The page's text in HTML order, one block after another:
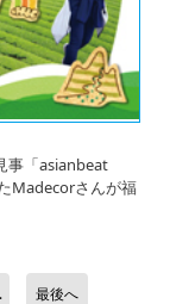
事「asianbeat
Madecorさんが福
最後へ